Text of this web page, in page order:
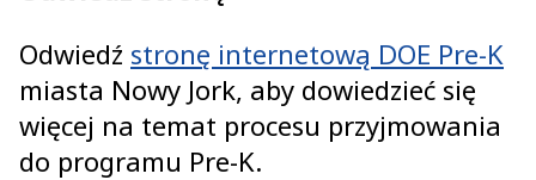
Odwiedź stronę internetową DOE Pre-K
miasta Nowy Jork, aby dowiedzieć się
więcej na temat procesu przyjmowania
do programu Pre-K.